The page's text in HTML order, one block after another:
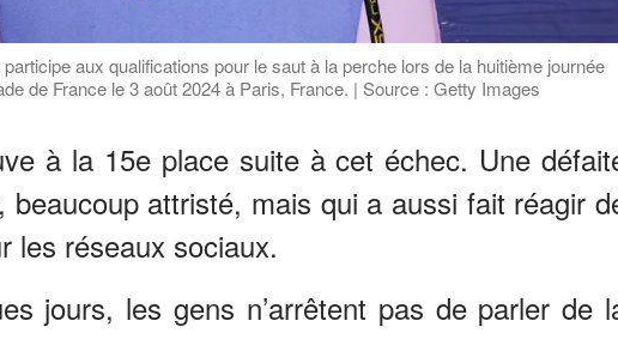
aux qualifications pour le saut à la perche lors de la huitième journée
de France le 3 août 2024 à Paris, France. | Source : Getty Images
à la 15e place suite à cet échec. Une
beaucoup attristé, mais qui a aussi fait réagir
les réseaux sociaux.
jours, les gens n’arrêtent pas de parler de